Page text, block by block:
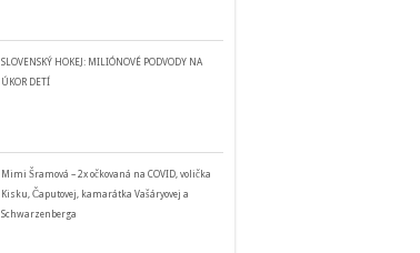
SLOVENSKÝ HOKEJ: MILIÓNOVÉ PODVODY NA
ÚKOR DETÍ
Mimi Šramová – 2x očkovaná na COVID, volička
Kisku, Čaputovej, kamarátka Vašáryovej a
Schwarzenberga